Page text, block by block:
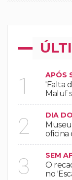
1 APÓS
'Falta
Maluf
2 DIA
oficina
3 SEM
O
no